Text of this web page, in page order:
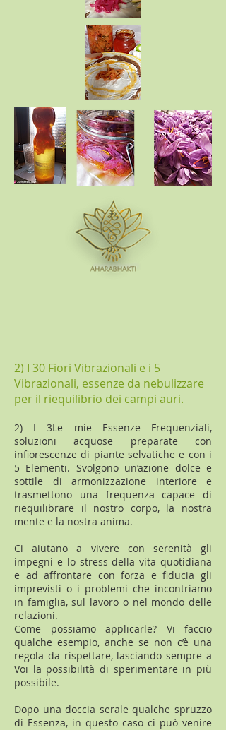
2) I 30 Fiori Vibrazionali e i 5
Vibrazionali, essenze da nebulizzare
per il riequilibrio dei campi auri.
2) I 3Le mie Essenze Frequenziali,
soluzioni acquose preparate con
infiorescenze di piante selvatiche e con i
5 Elementi. Svolgono un’azione dolce e
sottile di armonizzazione interiore e
trasmettono una frequenza capace di
riequilibrare il nostro corpo, la nostra
mente e la nostra anima.
Ci aiutano a vivere con serenità gli
impegni e lo stress della vita quotidiana
e ad affrontare con forza e fiducia gli
imprevisti o i problemi che incontriamo
in famiglia, sul lavoro o nel mondo delle
relazioni.
Come possiamo applicarle? Vi faccio
qualche esempio, anche se non c’è una
regola da rispettare, lasciando sempre a
Voi la possibilità di sperimentare in più
possibile.
Dopo una doccia serale qualche spruzzo
di Essenza, in questo caso ci può venire